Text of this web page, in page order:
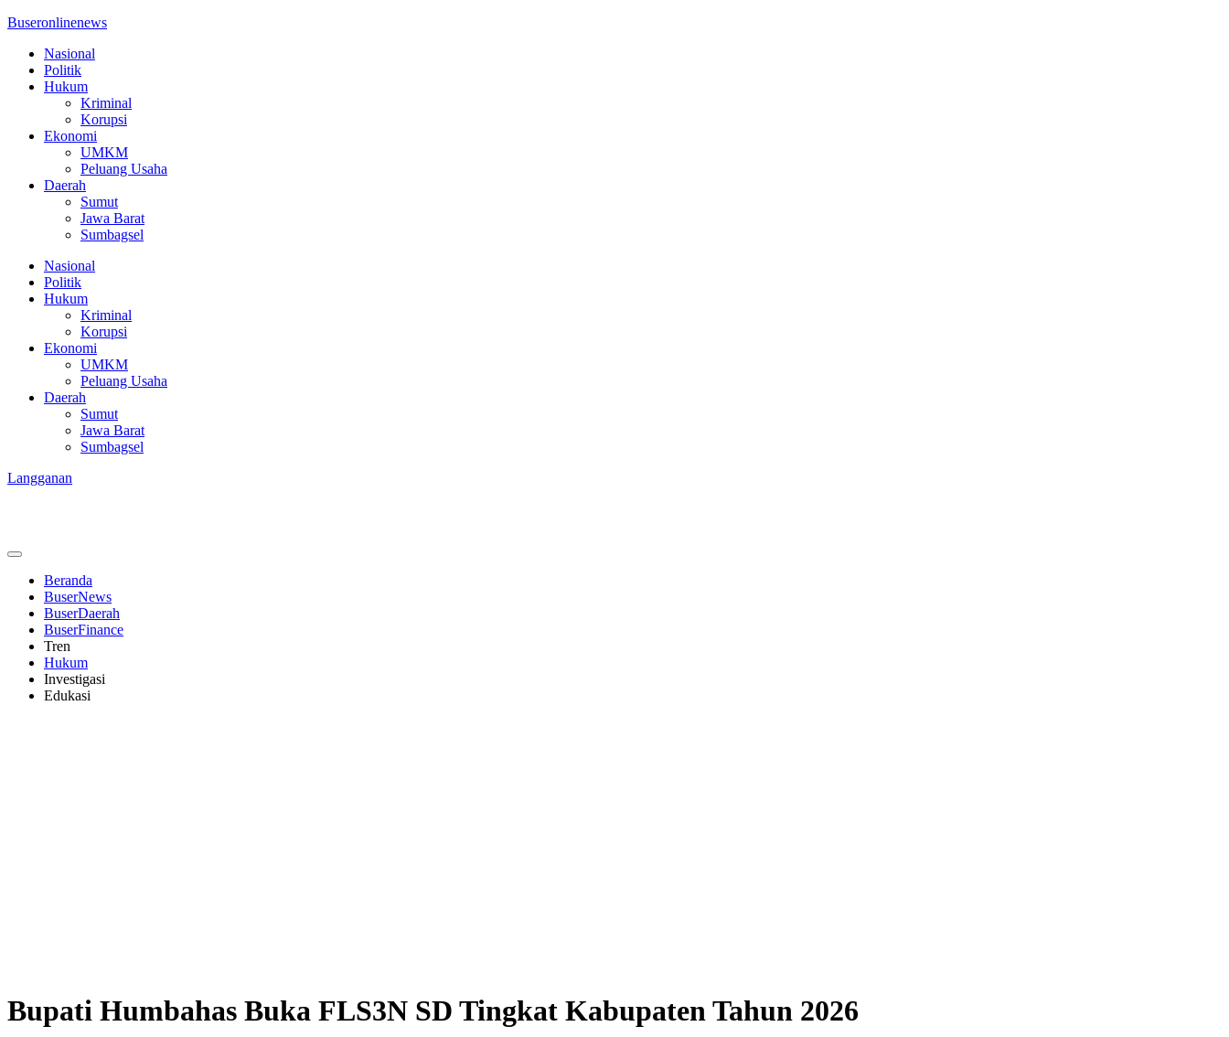
Buseronlinenews
Nasional
Politik
Hukum
Kriminal
Korupsi
Ekonomi
UMKM
Peluang Usaha
Daerah
Sumut
Jawa Barat
Sumbagsel
Nasional
Politik
Hukum
Kriminal
Korupsi
Ekonomi
UMKM
Peluang Usaha
Daerah
Sumut
Jawa Barat
Sumbagsel
Langganan
Beranda
BuserNews
BuserDaerah
BuserFinance
Tren
Hukum
Investigasi
Edukasi
Bupati Humbahas Buka FLS3N SD Tingkat Kabupaten Tahun 2026